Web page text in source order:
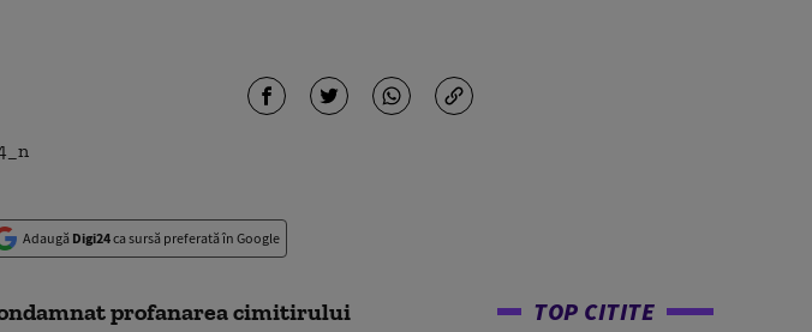
Adaugă Digi24ca sursă preferată în Google
profanarea cimitirului
TOP CITITE